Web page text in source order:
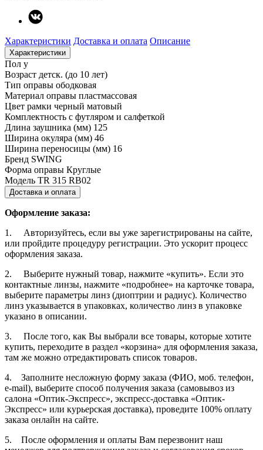
Характеристики Доставка и оплата Описание
Характеристики
Пол у
Возраст детск. (до 10 лет)
Тип оправы ободковая
Материал оправы пластмассовая
Цвет рамки черный матовый
Комплектность с футляром и салфеткой
Длина заушника (мм) 125
Ширина окуляра (мм) 46
Ширина переносицы (мм) 16
Бренд SWING
Форма оправы Круглые
Модель TR 315 RB02
Доставка и оплата
Оформление заказа:
1. Авторизуйтесь, если вы уже зарегистрированы на сайте,
или пройдите процедуру регистрации. Это ускорит процесс
оформления заказа.
2. Выберите нужный товар, нажмите «купить». Если это
контактные линзы, нажмите «подробнее» на карточке товара,
выберите параметры линз (диоптрии и радиус). Количество
линз указывается в упаковках, количество линз в упаковке
указано в описании.
3. После того, как Вы выбрали все товары, которые хотите
купить, переходите в раздел «корзина» для оформления заказа,
там же можно отредактировать список товаров.
4. Заполните несложную форму заказа (ФИО, моб. телефон,
e-mail), выберите способ получения заказа (самовывоз из
салона «Оптик-Экспресс», экспресс-доставка «Оптик-
Экспресс» или курьерская доставка), проведите 100% оплату
заказа онлайн на сайте.
5. После оформления и оплаты Вам перезвонит наш